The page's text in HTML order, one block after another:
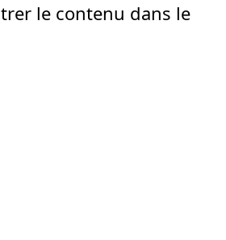
le contenu dans le